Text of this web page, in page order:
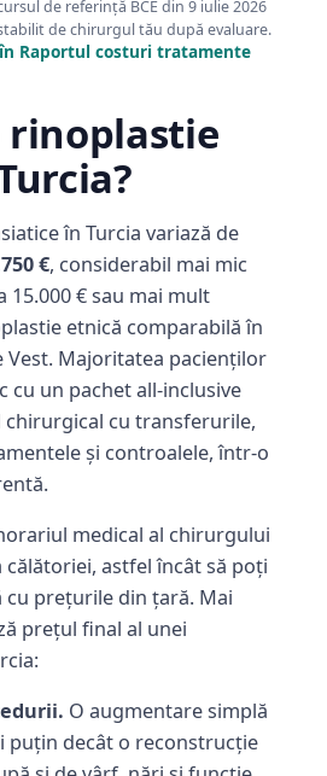
de referință BCE din 9 iulie 2026
de chirurgul tău după evaluare.
Raportul costuri tratamente
rinoplastie
în Turcia variază de
€, considerabil mai mic
15.000 € sau mai mult
etnică comparabilă în
Vest. Majoritatea pacienților
cu un pachet all-inclusive
cu transferurile,
și controalele, într-o
medical al chirurgului
astfel încât să poți
prețurile din țară. Mai
prețul final al unei
O augmentare simplă
puțin decât o reconstrucție